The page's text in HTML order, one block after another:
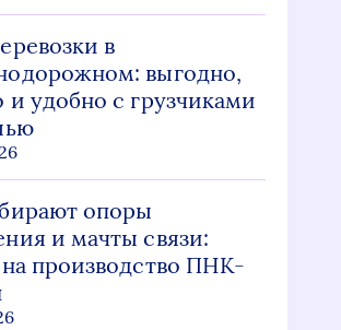
в
выгодно,
и удобно с грузчиками
опоры
и мачты связи:
на производство ПНК-